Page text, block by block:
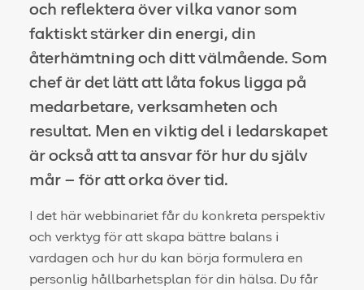
och reflektera över vilka vanor som
faktiskt stärker din energi, din
återhämtning och ditt välmående. Som
chef är det lätt att låta fokus ligga på
medarbetare, verksamheten och
resultat. Men en viktig del i ledarskapet
är också att ta ansvar för hur du själv
mår – för att orka över tid.
I det här webbinariet får du konkreta perspektiv
och verktyg för att skapa bättre balans i
vardagen och hur du kan börja formulera en
personlig hållbarhetsplan för din hälsa. Du får